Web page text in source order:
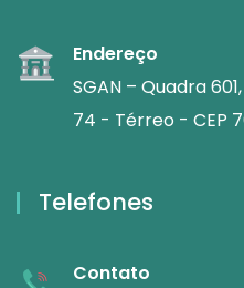
Endereço
SGAN – Quadra
74 - Térreo - CEP
Telefones
Contato